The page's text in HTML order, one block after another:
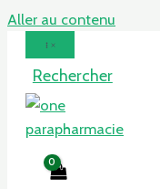
Aller au contenu
Rechercher